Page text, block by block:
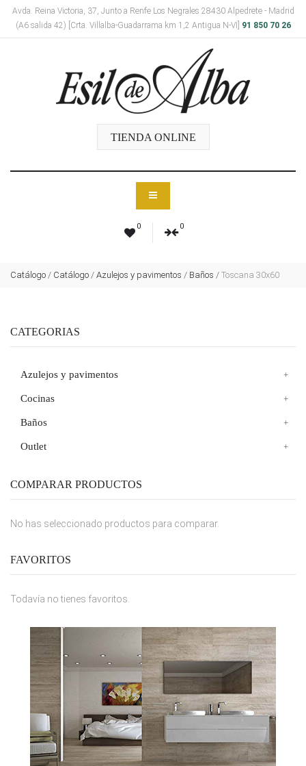
Avda. Reina Victoria, 37, Junto a Renfe Los Negrales 28430 Alpedrete - Madrid
(A6 salida 42) [Crta. Villalba-Guadarrama km 1,2 Antigua N-VI]
91 850 70 26
TIENDA ONLINE
0 0
Catálogo / Catálogo / Azulejos y pavimentos / Baños / Toscana 30x60
CATEGORIAS
Azulejos y pavimentos
Cocinas
Baños
Outlet
COMPARAR PRODUCTOS
No has seleccionado productos para comparar.
FAVORITOS
Todavía no tienes favoritos.